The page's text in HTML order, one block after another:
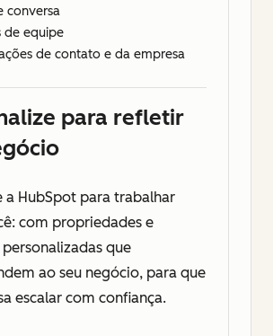
conversa
de equipe
de contato e da empresa
para refletir
a HubSpot para trabalhar
com propriedades e
que
ao seu negócio, para que
escalar com confiança.